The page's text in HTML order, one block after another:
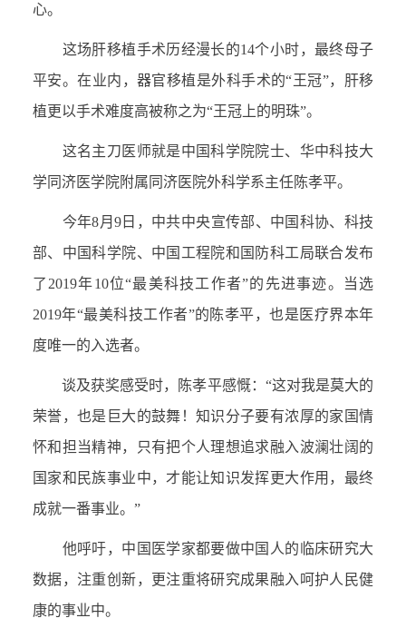
心。
这场肝移植手术历经漫长的14个小时，最终母子
平安。在业内，器官移植是外科手术的“王冠”，肝移
植更以手术难度高被称之为“王冠上的明珠”。
这名主刀医师就是中国科学院院士、华中科技大
学同济医学院附属同济医院外科学系主任陈孝平。
今年8月9日，中共中央宣传部、中国科协、科技
部、中国科学院、中国工程院和国防科工局联合发布
了2019年10位“最美科技工作者”的先进事迹。当选
2019年“最美科技工作者”的陈孝平，也是医疗界本年
度唯一的入选者。
谈及获奖感受时，陈孝平感慨：“这对我是莫大的
荣誉，也是巨大的鼓舞！知识分子要有浓厚的家国情
怀和担当精神，只有把个人理想追求融入波澜壮阔的
国家和民族事业中，才能让知识发挥更大作用，最终
成就一番事业。”
他呼吁，中国医学家都要做中国人的临床研究大
数据，注重创新，更注重将研究成果融入呵护人民健
康的事业中。